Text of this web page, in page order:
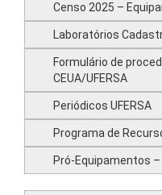
Censo 2025 –
Laboratórios
Formulário de
CEUA/UFERSA
Periódicos UFERSA
Programa de
Pró-Equipamentos –